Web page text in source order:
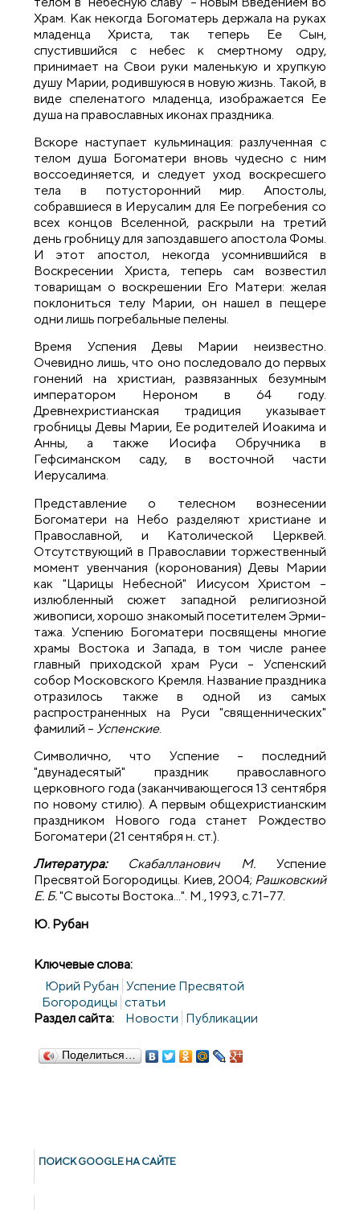
Храм. Как некогда Богоматерь держала на руках
младенца Христа, так теперь Ее Сын,
спустившийся с небес к смертному одру,
принимает на Свои руки маленькую и хрупкую
душу Марии, родившуюся в новую жизнь. Такой, в
виде спеленатого младенца, изображается Ее
душа на православных иконах праздника.
Вскоре наступает кульминация: разлученная с
телом душа Богоматери вновь чудесно с ним
воссоединяется, и следует уход воскресшего
тела в потусторонний мир. Апостолы,
собравшиеся в Иерусалим для Ее погребения со
всех концов Вселенной, раскрыли на третий
день гробницу для запоздавшего апостола Фомы.
И этот апостол, некогда усомнившийся в
Воскресении Христа, теперь сам возвестил
товарищам о воскрешении Его Матери: желая
поклониться телу Марии, он нашел в пещере
одни лишь погребальные пелены.
Время Успения Девы Марии неизвестно.
Очевидно лишь, что оно последовало до первых
гонений на христиан, развязанных безумным
императором Нероном в 64 году.
Древнехристианская традиция указы­вает
гробницы Девы Марии, Ее родителей Иоакима и
Анны, а также Иосифа Обручника в
Гефсиманском саду, в восточной части
Иерусалима.
Представление о телесном вознесении
Богоматери на Небо разде­ля­ют христиане и
Православной, и Католической Церквей.
Отсутствующий в Православии торжественный
момент увенчания (коронования) Девы Марии
как "Царицы Небесной" Иисусом Христом –
излюбленный сюжет западной религиозной
живописи, хорошо знакомый посетителем Эрми­
та­жа. Успению Богоматери посвящены многие
храмы Востока и Запада, в том числе ранее
главный приходской храм Руси – Успенский
собор Мос­ков­ского Кремля. Название праздника
отразилось также в одной из са­мых
распространенных на Руси "священнических"
фамилий – Успенские.
Символично, что Успение – последний
"двунадесятый" праздник православного
церковного года (заканчивающегося 13 сентября
по новому стилю). А первым общехристианским
праздником Нового года станет Рождество
Богоматери (21 сентября н. ст.).
Литература:Скабалланович М. Успение
Пресвятой Богородицы. Киев, 2004; Рашковский
Е. Б."С высоты Востока...". М., 1993, с.71–77.
Ю. Рубан
Ключевые слова:
Юрий Рубан Успение Пресвятой
Богородицы статьи
Раздел сайта:
Новости Публикации
Поделиться…
ПОИСК GOОGLE НА САЙТЕ